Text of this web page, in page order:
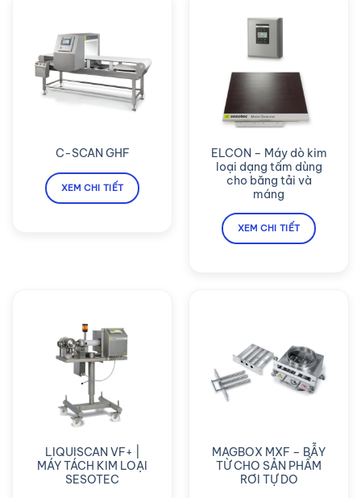
C-SCAN GHF
XEM CHI TIẾT
ELCON – Máy dò kim
loại dạng tấm dùng
cho băng tải và
máng
XEM CHI TIẾT
LIQUISCAN VF+ |
MÁY TÁCH KIM LOẠI
SESOTEC
MAGBOX MXF – BẪY
TỪ CHO SẢN PHẨM
RƠI TỰ DO